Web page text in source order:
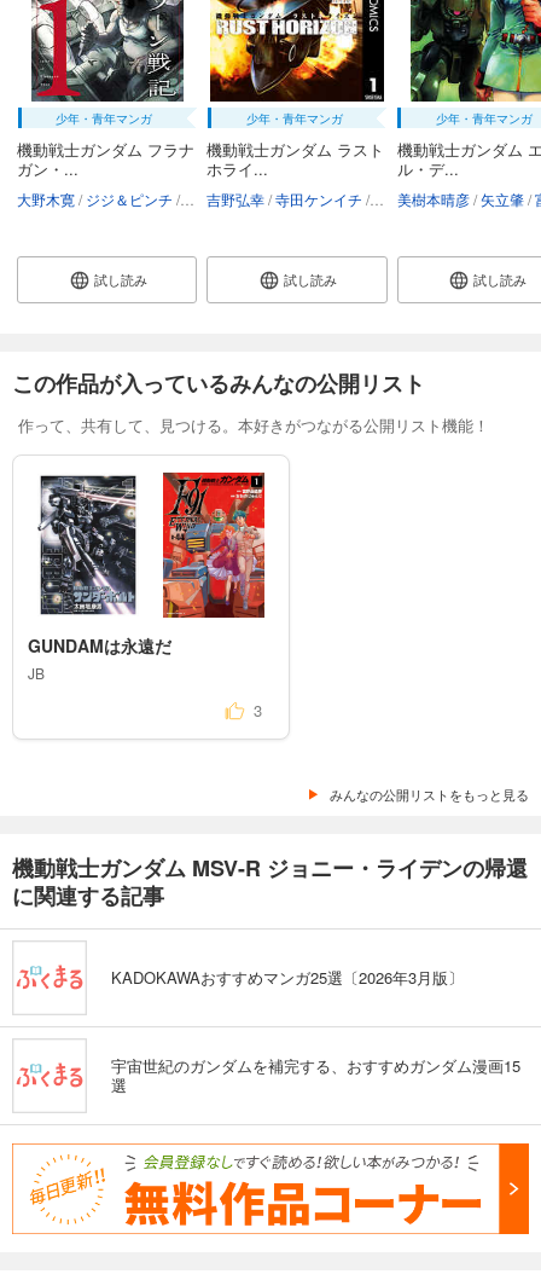
少年・青年マンガ
機動戦士ガンダム フラナ
ガン・...
大野木寛 ジジ＆ピンチ 矢立肇 富野由悠季
試し読み
少年・青年マンガ
機動戦士ガンダム ラスト
ホライ...
吉野弘幸 寺田ケンイチ 矢立肇 富野由悠季
試し読み
少年・青年マンガ
機動戦士ガンダム
ル・デ...
美樹本晴彦 矢立肇 富
試し読み
この作品が入っているみんなの公開リスト
作って、共有して、見つける。本好きがつながる公開リスト機能！
GUNDAMは永遠だ
JB
3
みんなの公開リストをもっと見る
機動戦士ガンダム MSV-R ジョニー・ライデンの帰還
に関連する記事
KADOKAWAおすすめマンガ25選〔2026年3月版〕
宇宙世紀のガンダムを補完する、おすすめガンダム漫画15
選